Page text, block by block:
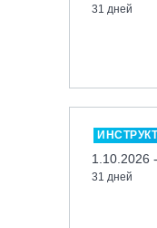
31 дней
1.10.2026
31 дней